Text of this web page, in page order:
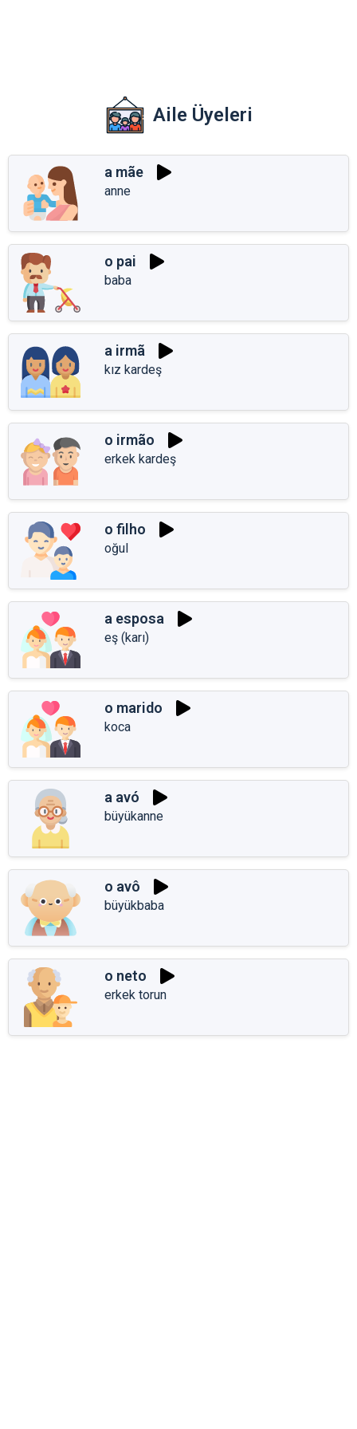
Aile Üyeleri
a mãe
anne
o pai
baba
a irmã
kız kardeş
o irmão
erkek kardeş
o filho
oğul
a esposa
eş (karı)
o marido
koca
a avó
büyükanne
o avô
büyükbaba
o neto
erkek torun